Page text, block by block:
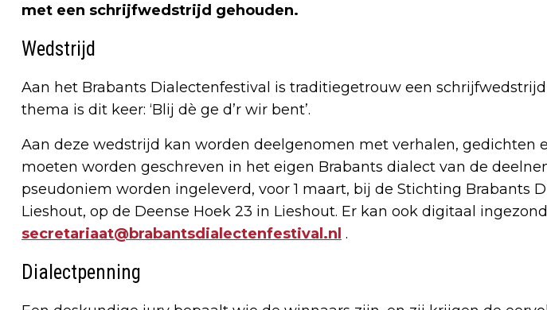
met een schrijfwedstrijd gehouden.
Wedstrijd
Aan het Brabants Dialectenfestival is traditiegetrouw een
thema is dit keer: ‘Blij dè ge d’r wir bent’.
Aan deze wedstrijd kan worden deelgenomen met verhalen, gedichten
moeten worden geschreven in het eigen Brabants dialect van de
pseudoniem worden ingeleverd, voor 1 maart, bij de Stichting Brabants
Lieshout, op de Deense Hoek 23 in Lieshout. Er kan ook digitaal
secretariaat@brabantsdialectenfestival.nl .
Dialectpenning